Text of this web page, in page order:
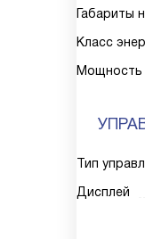
Габариты
Класс
Мощность
Тип
Дисплей